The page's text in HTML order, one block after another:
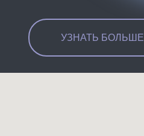
УЗНАТЬ БОЛЬШЕ